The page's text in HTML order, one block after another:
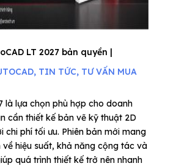
LT 2027 bản quyền |
, TIN TỨC, TƯ VẤN MUA
là lựa chọn phù hợp cho doanh
cần thiết kế bản vẽ kỹ thuật 2D
chi phí tối ưu. Phiên bản mới mang
về hiệu suất, khả năng cộng tác và
quá trình thiết kế trở nên nhanh